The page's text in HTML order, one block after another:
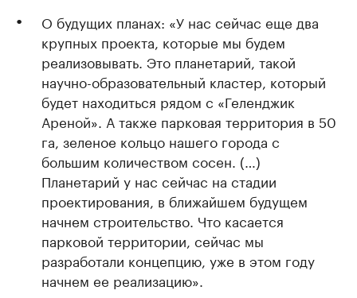
О будущих планах: «У нас сейчас еще два
крупных проекта, которые мы будем
реализовывать. Это планетарий, такой
научно-образовательный кластер, который
будет находиться рядом с «Геленджик
Ареной». А также парковая территория в 50
га, зеленое кольцо нашего города с
большим количеством сосен. (…)
Планетарий у нас сейчас на стадии
проектирования, в ближайшем будущем
начнем строительство. Что касается
парковой территории, сейчас мы
разработали концепцию, уже в этом году
начнем ее реализацию».